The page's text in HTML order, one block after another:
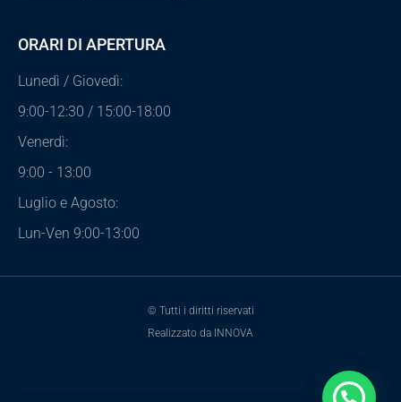
ORARI DI APERTURA
Lunedì / Giovedì:
9:00-12:30 / 15:00-18:00
Venerdì:
9:00 - 13:00
Luglio e Agosto:
Lun-Ven 9:00-13:00
© Tutti i diritti riservati
Realizzato da INNOVA